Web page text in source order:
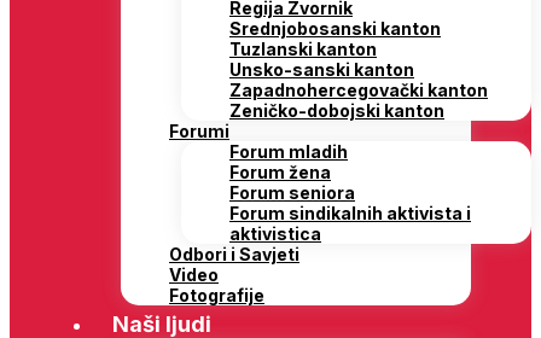
Regija Zvornik
Srednjobosanski kanton
Tuzlanski kanton
Unsko-sanski kanton
Zapadnohercegovački kanton
Zeničko-dobojski kanton
Forumi
Forum mladih
Forum žena
Forum seniora
Forum sindikalnih aktivista i
aktivistica
Odbori i Savjeti
Video
Fotografije
Naši ljudi